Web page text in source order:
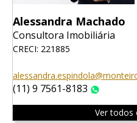
Alessandra Machado
Consultora Imobiliária
CRECI: 221885
(11) 9 7561-8183
Ver todos